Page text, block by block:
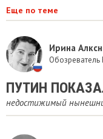
Еще по теме
Ирина
ПУТИН
недостижимый